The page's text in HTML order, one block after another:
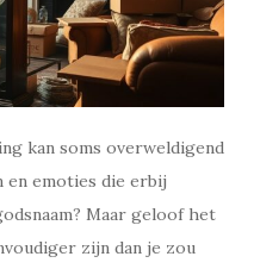
kan soms overweldigend
en emoties die erbij
Maar geloof het
zijn dan je zou